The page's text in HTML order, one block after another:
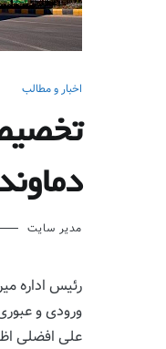
اخبار و مطالب
مدیر سایت
رئیس اداره
ورودی و
علی افضلی